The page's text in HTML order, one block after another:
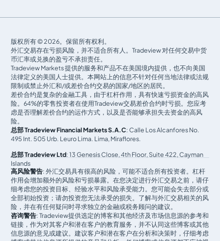
版权所有 © 2026。保留所有权利。
外汇交易存在亏损风险，并不适合所有人。Tradeview 对任何交易中货
币汇率或兑换的盈亏不承担责任。
Tradeview Markets 提供的服务和产品不在美国境内提供，也不向美国
法律定义的美国人士提供。本网站上的信息不针对任何当地法律或法规
限制或禁止外汇和/或差价合约交易的国家/地区的居民。
差价合约是复杂的金融工具，由于杠杆作用，具有快速亏损资金的高风
险。64%的零售投资者在使用Tradeview交易差价合约时亏损。您应考
虑是否理解差价合约的运作方式，以及是否能够承担失去资金的高风
险。
总部 Tradeview Financial Markets S.A.C: Calle Los Alcanfores No.
495 Int. 505 Urb. Leuro Lima. Lima, Miraflores.
总部 Tradeview Ltd: 13 Genesis Close, 4th Floor, Suite 422, Cayman
Islands
高风险警告: 外汇交易具有很高的风险，可能不适合所有投资者。杠杆
作用会增加额外的风险和亏损暴露。在您决定进行外汇交易之前，请仔
细考虑您的投资目标、经验水平和风险承受能力。您可能会失去部分或
全部初始投资；请勿投资您无法承受的损失。了解与外汇交易相关的风
险，并在有任何疑问时寻求独立的金融或税务顾问的建议。
咨询警告: Tradeview提供选定的博客和其他经济及市场信息源的参考和
链接，作为对其客户和潜在客户的教育服务，并不认同这些博客或其他
信息源的意见或建议。建议客户和潜在客户在分析和决策时，仔细考虑